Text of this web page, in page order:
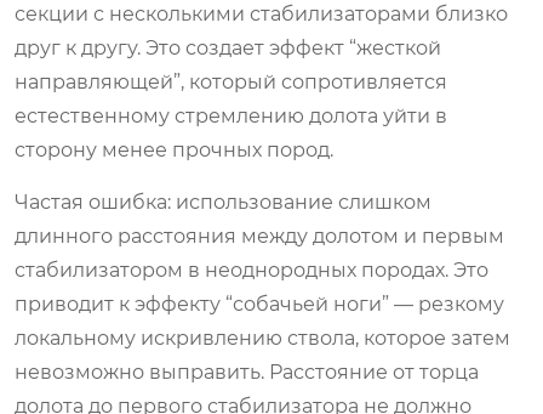
секции с несколькими стабилизаторами близко
друг к другу. Это создает эффект “жесткой
направляющей”, который сопротивляется
естественному стремлению долота уйти в
сторону менее прочных пород.
Частая ошибка: использование слишком
длинного расстояния между долотом и первым
стабилизатором в неоднородных породах. Это
приводит к эффекту “собачьей ноги” — резкому
локальному искривлению ствола, которое затем
невозможно выправить. Расстояние от торца
долота до первого стабилизатора не должно